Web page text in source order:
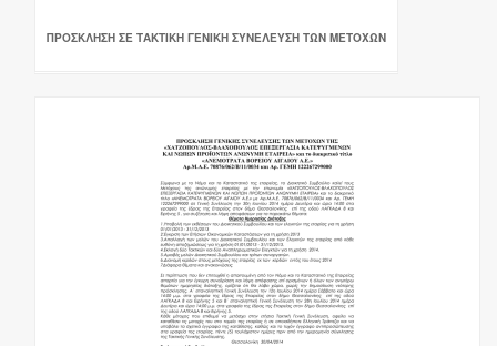
ΠΡΟΣΚΛΗΣΗ ΣΕ ΤΑΚΤΙΚΗ ΓΕΝΙΚΗ ΣΥΝΕΛΕΥΣΗ ΤΩΝ ΜΕΤΟΧΩΝ